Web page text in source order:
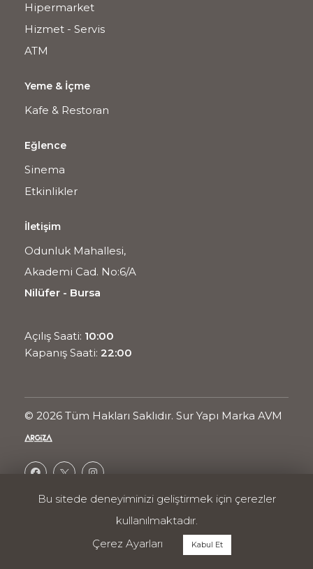
Hipermarket
Hizmet - Servis
ATM
Yeme & İçme
Kafe & Restoran
Eğlence
Sinema
Etkinlikler
İletişim
Odunluk Mahallesi,
Akademi Cad. No:6/A
Nilüfer - Bursa
Açılış Saati: 10:00
Kapanış Saati: 22:00
© 2026 Tüm Hakları Saklıdır. Sur Yapı Marka AVM
Kullanım Koşulları
Bu sitede deneyiminizi geliştirmek için çerezler
kullanılmaktadır.
Çerez Ayarları
Kabul Et